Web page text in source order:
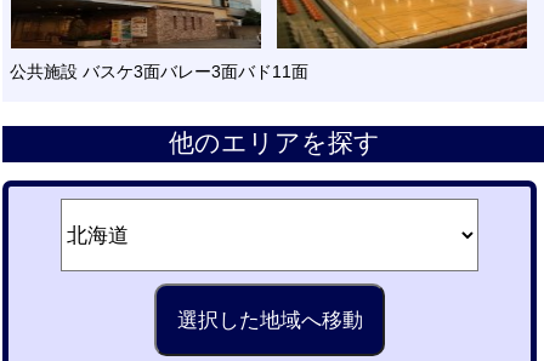
公共施設 バスケ3面バレー3面バド11面
他のエリアを探す